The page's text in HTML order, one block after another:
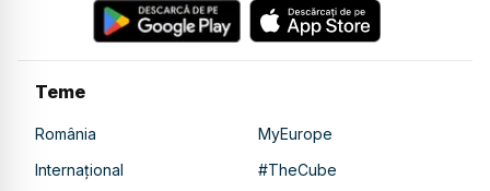
Teme
România
MyEurope
Internațional
#TheCube